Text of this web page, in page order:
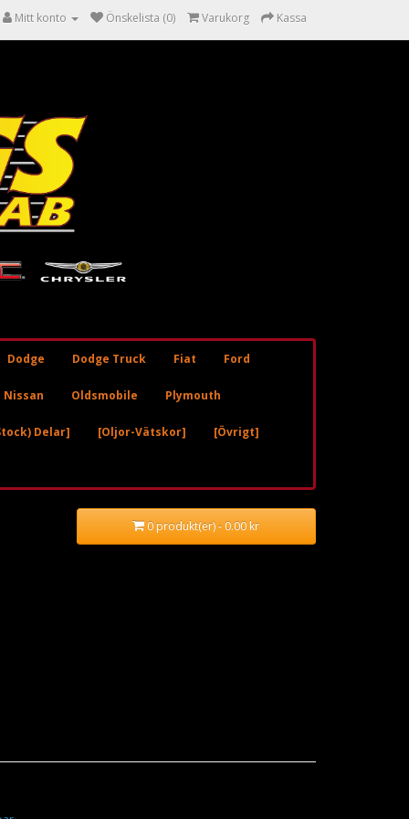
Mitt konto Önskelista (0) Varukorg Kassa
Dodge Dodge Truck Fiat Ford
Nissan Oldsmobile Plymouth
Delar] [Oljor-Vätskor] [Övrigt]
0 produkt(er) - 0.00 kr